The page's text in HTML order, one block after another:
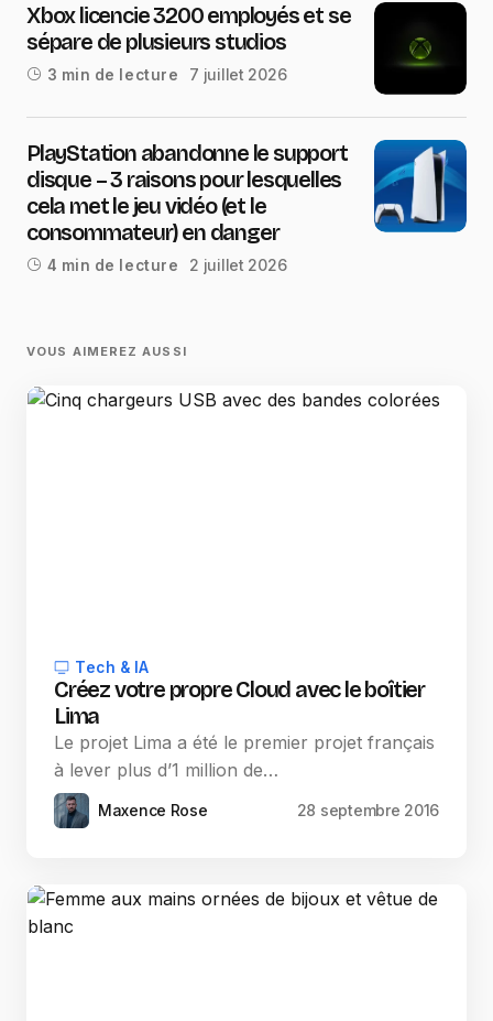
Xbox licencie 3200 employés et se
sépare de plusieurs studios
3 min de lecture 7 juillet 2026
PlayStation abandonne le support
disque – 3 raisons pour lesquelles
cela met le jeu vidéo (et le
consommateur) en danger
4 min de lecture 2 juillet 2026
VOUS AIMEREZ AUSSI
Tech & IA
Créez votre propre Cloud avec le boîtier
Lima
Le projet Lima a été le premier projet français
à lever plus d’1 million de…
Maxence Rose 28 septembre 2016